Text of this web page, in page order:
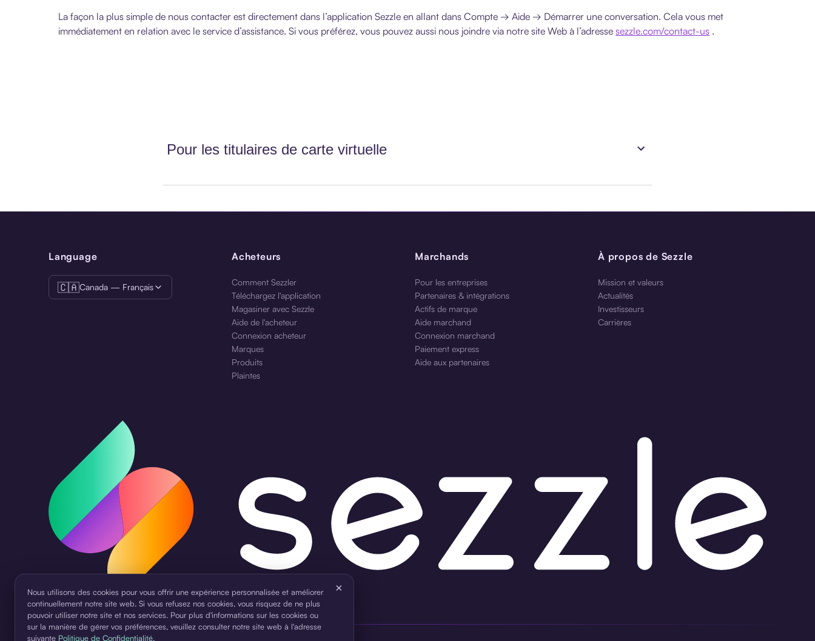
La façon la plus simple de nous contacter est directement dans l’application Sezzle en allant dans Compte → Aide → Démarrer une conversation. Cela vous met
immédiatement en relation avec le service d’assistance. Si vous préférez, vous pouvez aussi nous joindre via notre site Web à l’adresse sezzle.com/contact-us .
Pour les titulaires de carte virtuelle
Language
🇨🇦Canada — Français
Acheteurs
Comment Sezzler
Téléchargez l'application
Magasiner avec Sezzle
Aide de l'acheteur
Connexion acheteur
Marques
Produits
Plaintes
Marchands
Pour les entreprises
Partenaires & intégrations
Actifs de marque
Aide marchand
Connexion marchand
Paiement express
Aide aux partenaires
À propos de Sezzle
Mission et valeurs
Actualités
Investisseurs
Carrières
Nous utilisons des cookies pour vous offrir une expérience personnalisée et améliorer
continuellement notre site web. Si vous refusez nos cookies, vous risquez de ne plus
pouvoir utiliser notre site et nos services. Pour plus d'informations sur les cookies ou
sur la manière de gérer vos préférences, veuillez consulter notre site web à l'adresse
suivante Politique de Confidentialité.
×